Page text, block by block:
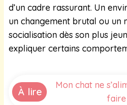
d’un cadre rassurant. Un
un changement brutal ou un
socialisation dès son plus
expliquer certains
À lire
Mon chat ne
faire